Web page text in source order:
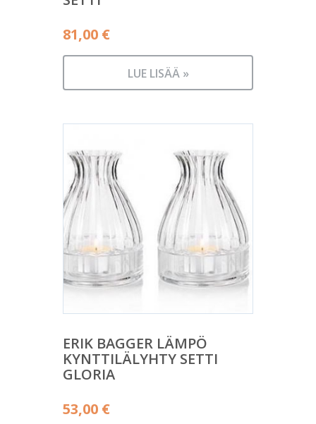
81,00 €
LUE LISÄÄ »
ERIK BAGGER LÄMPÖ
KYNTTILÄLYHTY SETTI
GLORIA
53,00 €